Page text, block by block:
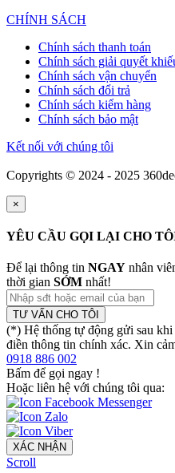
CHÍNH SÁCH
Chính sách thanh toán
Chính sách giải quyết
Chính sách vận chuyển
Chính sách đổi trả
Chính sách kiểm hàng
Chính sách bảo mật
Kết nối với chúng tôi
Copyrights © 2024 - 2025
×
YÊU CẦU GỌI LẠI CHO
Để lại thông tin NGAY nhân
thời gian SỚM nhất!
TƯ VẤN CHO TÔI
(*) Hệ thống tự động gửi sau khi
điền thông tin chính xác. Xin
0918 886 002
Bấm để gọi ngay !
Hoặc liên hệ với chúng tôi qua:
XÁC NHẬN
Scroll